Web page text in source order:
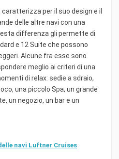
caratterizza per il suo design e il
delle altre navi con una
differenza gli permette di
e 12 Suite che possono
Alcune fra esse sono
meglio ai criteri di una
di relax: sedie a sdraio,
una piccolo Spa, un grande
un negozio, un bar e un
navi Luftner Cruises